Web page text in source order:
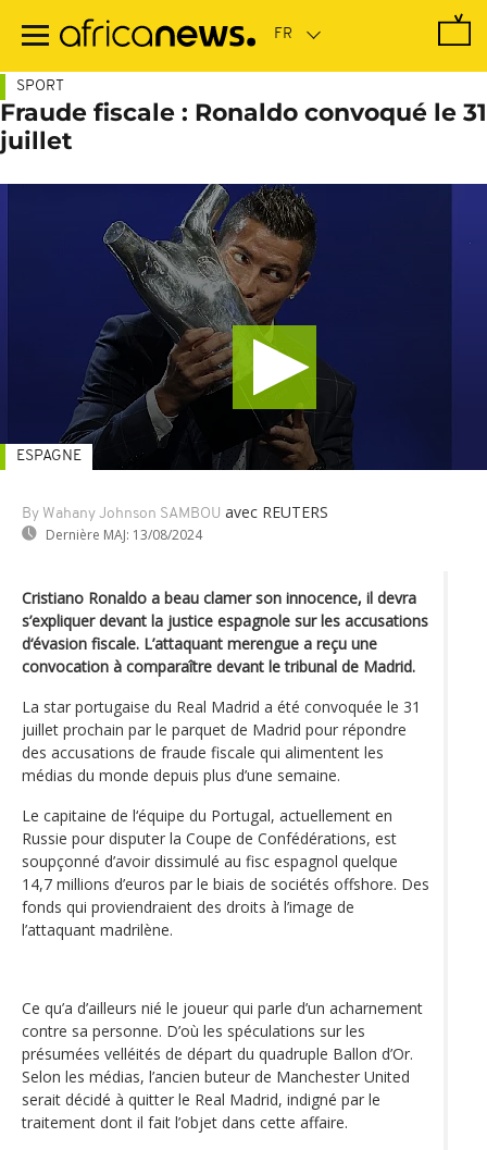
contenu
SPORT
Fraude fiscale : Ronaldo convoqué le 31
juillet
By Wahany Johnson SAMBOU avec REUTERS
Dernière MAJ: 13/08/2024
ESPAGNE
Cristiano Ronaldo a beau clamer son innocence, il devra
s’expliquer devant la justice espagnole sur les accusations
d‘évasion fiscale. L’attaquant merengue a reçu une
convocation à comparaître devant le tribunal de Madrid.
La star portugaise du Real Madrid a été convoquée le 31
juillet prochain par le parquet de Madrid pour répondre
des accusations de fraude fiscale qui alimentent les
médias du monde depuis plus d’une semaine.
Le capitaine de l‘équipe du Portugal, actuellement en
Russie pour disputer la Coupe de Confédérations, est
soupçonné d’avoir dissimulé au fisc espagnol quelque
14,7 millions d’euros par le biais de sociétés offshore. Des
fonds qui proviendraient des droits à l’image de
l’attaquant madrilène.
Ce qu’a d’ailleurs nié le joueur qui parle d’un acharnement
contre sa personne. D’où les spéculations sur les
présumées velléités de départ du quadruple Ballon d’Or.
Selon les médias, l’ancien buteur de Manchester United
serait décidé à quitter le Real Madrid, indigné par le
traitement dont il fait l’objet dans cette affaire.